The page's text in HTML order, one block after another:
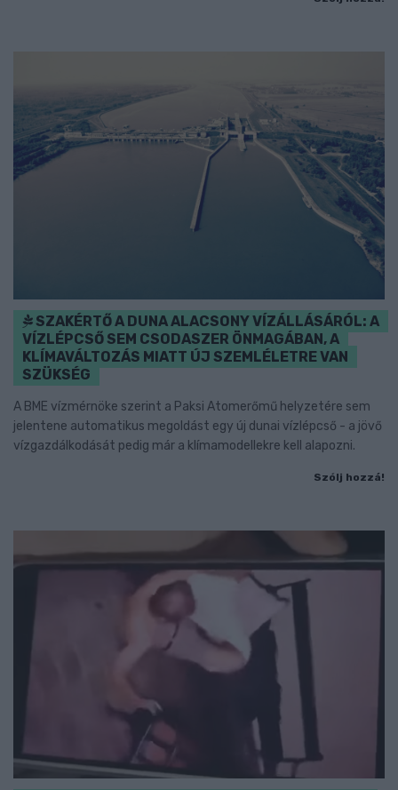
SZAKÉRTŐ A DUNA ALACSONY VÍZÁLLÁSÁRÓL: A
VÍZLÉPCSŐ SEM CSODASZER ÖNMAGÁBAN, A
KLÍMAVÁLTOZÁS MIATT ÚJ SZEMLÉLETRE VAN
SZÜKSÉG
A BME vízmérnöke szerint a Paksi Atomerőmű helyzetére sem
jelentene automatikus megoldást egy új dunai vízlépcső - a jövő
vízgazdálkodását pedig már a klímamodellekre kell alapozni.
Szólj hozzá!